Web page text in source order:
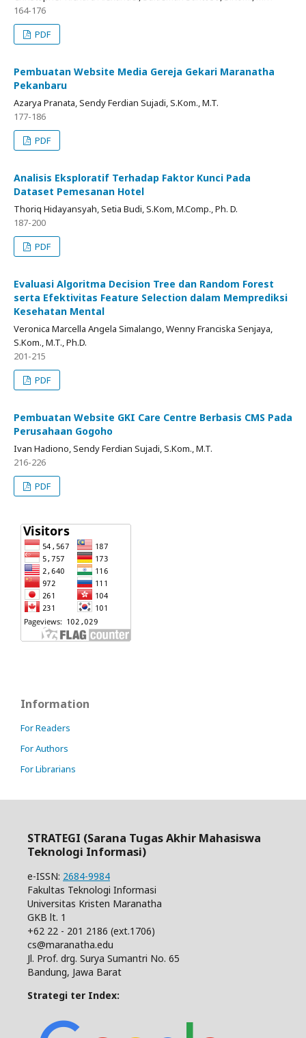
164-176
PDF
Pembuatan Website Media Gereja Gekari Maranatha
Pekanbaru
Azarya Pranata, Sendy Ferdian Sujadi, S.Kom., M.T.
177-186
PDF
Analisis Eksploratif Terhadap Faktor Kunci Pada
Dataset Pemesanan Hotel
Thoriq Hidayansyah, Setia Budi, S.Kom, M.Comp., Ph. D.
187-200
PDF
Evaluasi Algoritma Decision Tree dan Random Forest
serta Efektivitas Feature Selection dalam Memprediksi
Kesehatan Mental
Veronica Marcella Angela Simalango, Wenny Franciska Senjaya,
S.Kom., M.T., Ph.D.
201-215
PDF
Pembuatan Website GKI Care Centre Berbasis CMS Pada
Perusahaan Gogoho
Ivan Hadiono, Sendy Ferdian Sujadi, S.Kom., M.T.
216-226
PDF
Information
For Readers
For Authors
For Librarians
STRATEGI (Sarana Tugas Akhir Mahasiswa
Teknologi Informasi)
e-ISSN: 2684-9984
Fakultas Teknologi Informasi
Universitas Kristen Maranatha
GKB lt. 1
+62 22 - 201 2186 (ext.1706)
cs@maranatha.edu
Jl. Prof. drg. Surya Sumantri No. 65
Bandung, Jawa Barat
Strategi ter Index: